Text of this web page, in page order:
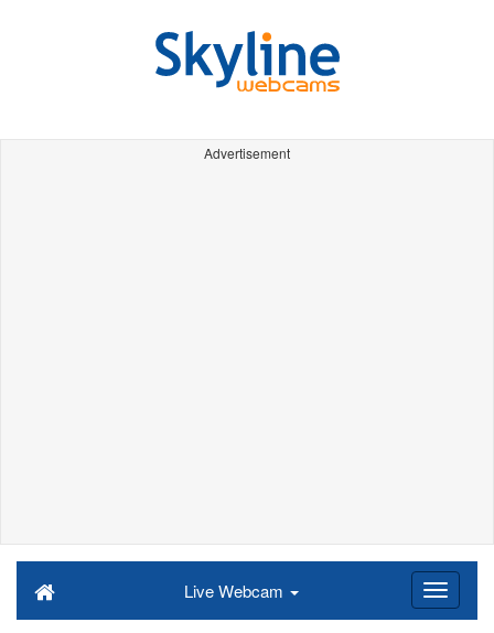
Advertisement
Live Webcam